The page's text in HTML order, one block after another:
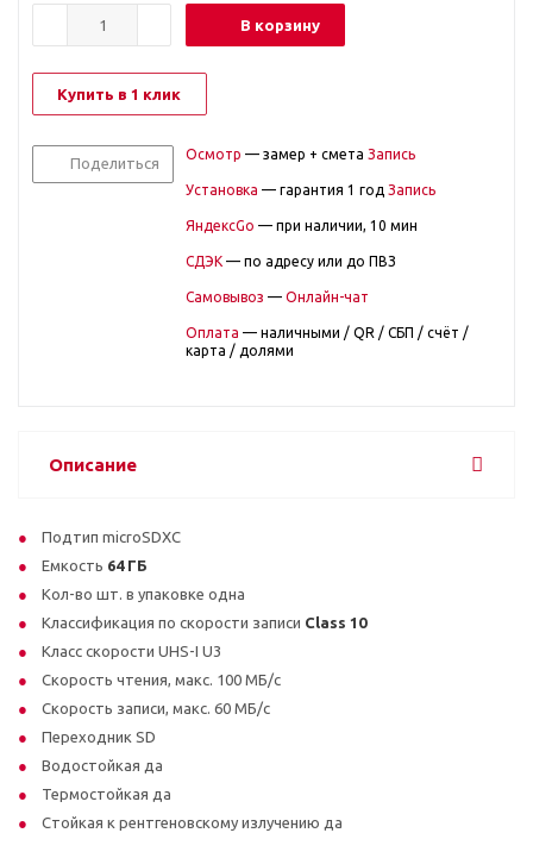
В корзину
Купить в 1 клик
Поделиться
Осмотр — замер + смета Запись
Установка — гарантия 1 год Запись
ЯндексGo — при наличии, 10 мин
СДЭК — по адресу или до ПВЗ
Самовывоз — Онлайн-чат
Оплата — наличными / QR / СБП / счёт /
карта / долями
Описание
Подтип microSDXC
Емкость 64 ГБ
Кол-во шт. в упаковке одна
Классификация по скорости записи Class 10
Класс скорости UHS-I U3
Скорость чтения, макс. 100 МБ/с
Скорость записи, макс. 60 МБ/с
Переходник SD
Водостойкая да
Термостойкая да
Стойкая к рентгеновскому излучению да